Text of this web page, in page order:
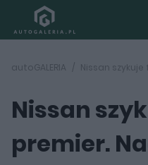
autoGALERIA
Nissan
premier.